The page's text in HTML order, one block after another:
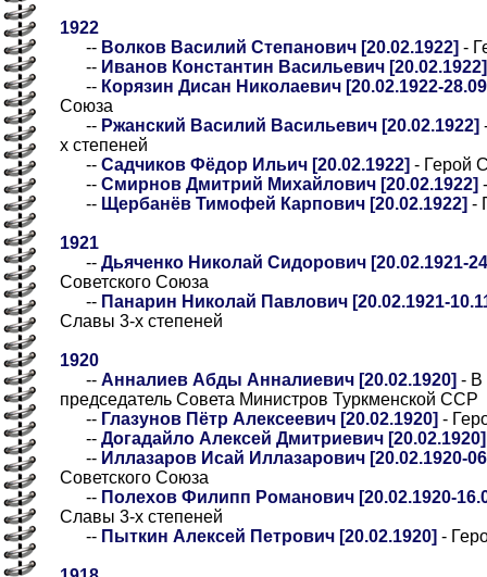
1922
-- Волков Василий Степанович [20.02.1922] -
-- Иванов Константин Васильевич [20.02.1922]
-- Корязин Дисан Николаевич [20.02.1922-
Союза
-- Ржанский Василий Васильевич [20.02.1922]
х степеней
-- Садчиков Фёдор Ильич [20.02.1922] - Герой
-- Смирнов Дмитрий Михайлович [20.02.1922]
-- Щербанёв Тимофей Карпович [20.02.1922] -
1921
-- Дьяченко Николай Сидорович [20.02.1921-
Советского Союза
-- Панарин Николай Павлович [20.02.1921-
Славы 3-х степеней
1920
-- Анналиев Абды Анналиевич [20.02.1920] - В
председатель Совета Министров Туркменской ССР
-- Глазунов Пётр Алексеевич [20.02.1920] -
-- Догадайло Алексей Дмитриевич [20.02.1920]
-- Иллазаров Исай Иллазарович [20.02.1920-
Советского Союза
-- Полехов Филипп Романович [20.02.1920-
Славы 3-х степеней
-- Пыткин Алексей Петрович [20.02.1920] -